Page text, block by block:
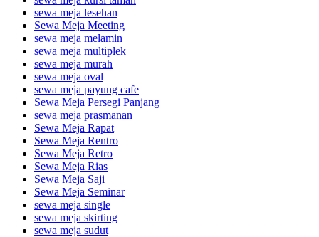
sewa meja lesehan
Sewa Meja Meeting
sewa meja melamin
sewa meja multiplek
sewa meja murah
sewa meja oval
sewa meja payung cafe
Sewa Meja Persegi Panjang
sewa meja prasmanan
Sewa Meja Rapat
Sewa Meja Rentro
Sewa Meja Retro
Sewa Meja Rias
Sewa Meja Saji
Sewa Meja Seminar
sewa meja single
sewa meja skirting
sewa meja sudut